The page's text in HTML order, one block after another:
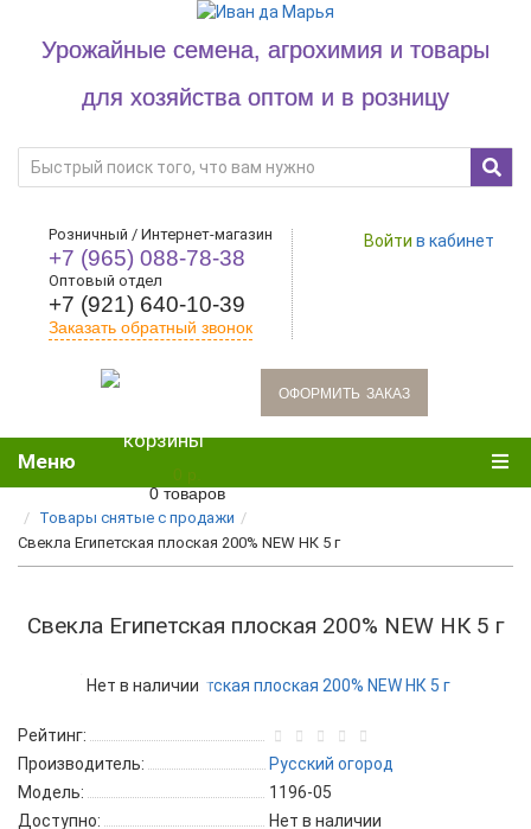
Урожайные семена, агрохимия и товары
для хозяйства оптом и в розницу
Розничный / Интернет-магазин
+7 (965) 088-78-38
Оптовый отдел
+7 (921) 640-10-39
Заказать обратный звонок
Войти в кабинет
oформить заказ
0 товаров
Меню
Товары снятые с продажи
Свекла Египетская плоская 200% NEW НК 5 г
Свекла Египетская плоская 200% NEW НК 5 г
Нет в наличии
Рейтинг:
Производитель:
Русский огород
Модель:
1196-05
Доступно:
Нет в наличии